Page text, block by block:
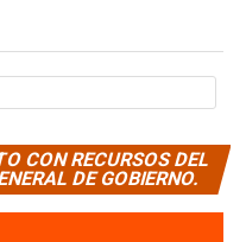
CON RECURSOS DEL
DE GOBIERNO.